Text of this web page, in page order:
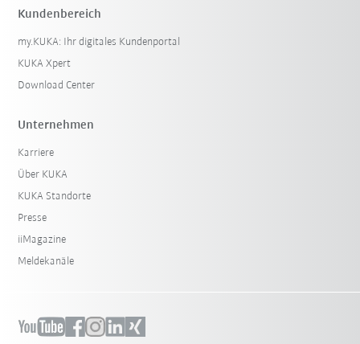
Kundenbereich
my.KUKA: Ihr digitales Kundenportal
KUKA Xpert
Download Center
Unternehmen
Karriere
Über KUKA
KUKA Standorte
Presse
iiMagazine
Meldekanäle